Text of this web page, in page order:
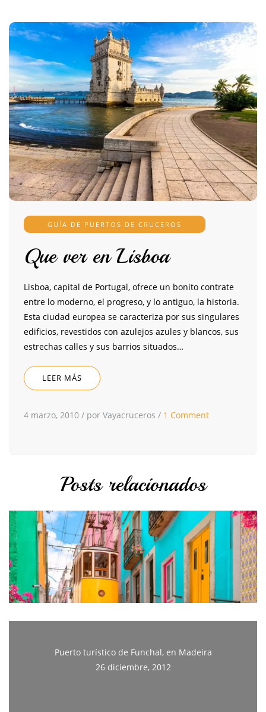
GUÍA DE PUERTOS DE CRUCEROS
Que ver en Lisboa
Lisboa, capital de Portugal, ofrece un bonito contrate
entre lo moderno, el progreso, y lo antiguo, la historia.
Esta ciudad europea se caracteriza por sus singulares
edificios, revestidos con azulejos azules y blancos, sus
estrechas calles y sus barrios situados…
LEER MÁS
4 marzo, 2010 / por Vayacruceros / 1 Comment
Posts relacionados
Puerto turístico de Funchal, en Madeira
26 diciembre, 2012